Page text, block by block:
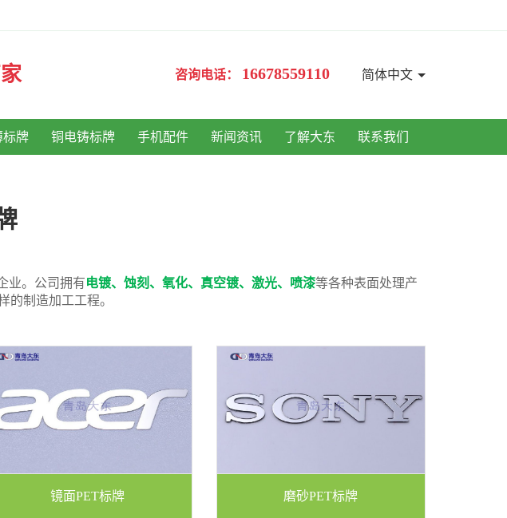
简体中文
咨询电话： 16678559110
标牌 铜电铸标牌 手机配件 新闻资讯 了解大东 联系我们
业。公司拥有电镀、蚀刻、氧化、真空镀、激光、喷漆等各种表面处理产
的制造加工工程。
镜面PET标牌 磨砂PET标牌